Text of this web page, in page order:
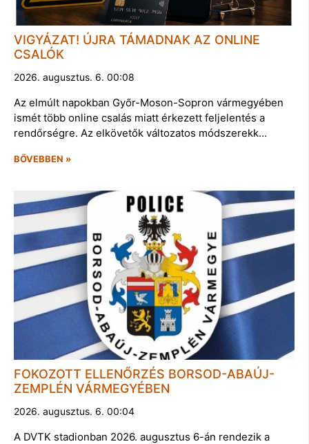
VIGYÁZAT! ÚJRA TÁMADNAK AZ ONLINE
CSALÓK
2026. augusztus. 6. 00:08
Az elmúlt napokban Győr-Moson-Sopron vármegyében
ismét több online csalás miatt érkezett feljelentés a
rendőrségre. Az elkövetők változatos módszerekk…
BŐVEBBEN »
FOKOZOTT ELLENŐRZÉS BORSOD-ABAÚJ-
ZEMPLÉN VÁRMEGYÉBEN
2026. augusztus. 6. 00:04
A DVTK stadionban 2026. augusztus 6-án rendezik a